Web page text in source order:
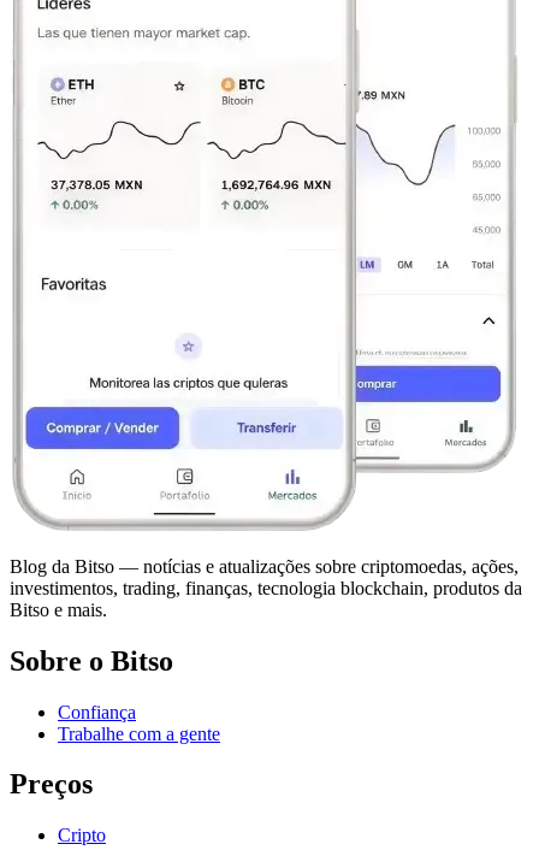
Blog da Bitso — notícias e atualizações sobre criptomoedas, ações,
investimentos, trading, finanças, tecnologia blockchain, produtos da
Bitso e mais.
Sobre o Bitso
Confiança
Trabalhe com a gente
Preços
Cripto